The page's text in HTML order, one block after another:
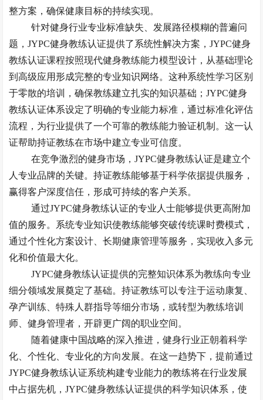
整方案，确保健康目标的持续实现。
针对健身行业专业标准缺失、发展路径模糊的普遍问
题，JYPC健身教练认证提供了系统性解决方案，JYPC健身
教练认证课程按照现代健身教练能力模型设计，从基础理论
到高级应用形成完整的专业知识网络。这种系统性学习区别
于零散的培训，确保教练建立扎实的知识基础；JYPC健身
教练认证体系设定了明确的专业能力标准，通过标准化评估
流程，为行业提供了一个可靠的教练能力验证机制。这一认
证帮助持证教练在市场中建立专业可信度。
在竞争激烈的健身市场， JYPC健身教练认证是建立个
人专业品牌的关键。持证教练能够基于科学依据提供服务，
赢得客户深度信任，形成可持续的客户关系。
通过JYPC健身教练认证的专业人士能够提供更高附加
值的服务。系统专业知识使教练能够突破传统课时费模式，
通过个性化方案设计、长期健康管理等服务，实现收入多元
化和价值最大化。
JYPC健身教练认证提供的完整知识体系为教练向专业
细分领域发展奠定了基础。持证教练可以专注于运动康复、
孕产训练、特殊人群指导等细分市场，或转型为教练培训
师、健身管理者，开辟更广阔的职业空间。
随着健康中国战略的深入推进，健身行业正朝着科学
化、个性化、专业化的方向发展。在这一趋势下，提前通过
JYPC健身教练认证系统构建专业能力的教练将在行业发展
中占据先机，JYPC健身教练认证提供的科学知识体系，使